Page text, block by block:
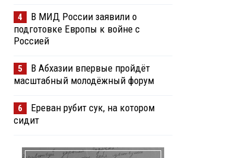
4
В МИД России заявили о
подготовке Европы к войне с
Россией
5
В Абхазии впервые пройдёт
масштабный молодёжный форум
6
Ереван рубит сук, на котором
сидит